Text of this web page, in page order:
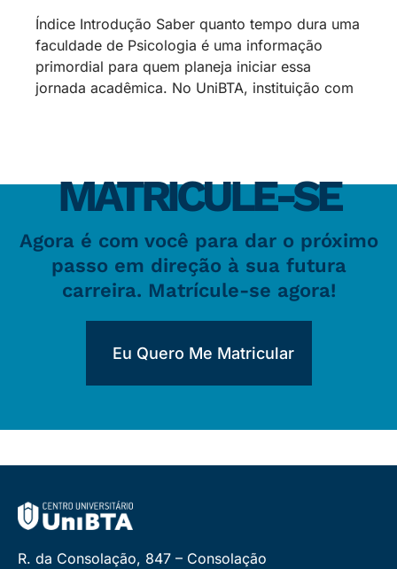
Índice Introdução Saber quanto tempo dura uma
faculdade de Psicologia​ é uma informação
primordial para quem planeja iniciar essa
jornada acadêmica. No UniBTA, instituição com
MATRICULE-SE
Agora é com você para dar o próximo
passo em direção à sua futura
carreira. Matrícule-se agora!
Eu Quero Me Matricular
R. da Consolação, 847 – Consolação